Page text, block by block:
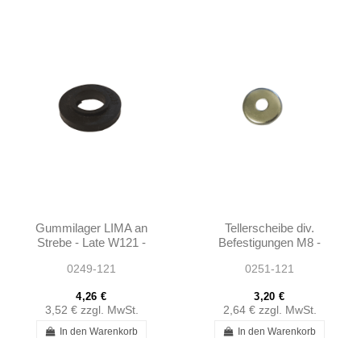
Gummilager LIMA an
Strebe - Late W121 -
0249-121
4,26 €
3,52 € zzgl. MwSt.
In den Warenkorb
Tellerscheibe div.
Befestigungen M8 -
0251-121
3,20 €
2,64 € zzgl. MwSt.
In den Warenkorb